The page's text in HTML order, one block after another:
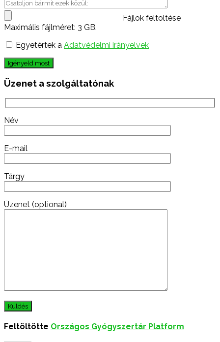
Fájlok feltöltése
Maximális fájlméret: 3 GB.
Egyetértek a Adatvédelmi irányelvek
Igényeld most
Üzenet a szolgáltatónak
Név
E-mail
Tárgy
Üzenet (optional)
Feltöltötte Országos Gyógyszertár Platform